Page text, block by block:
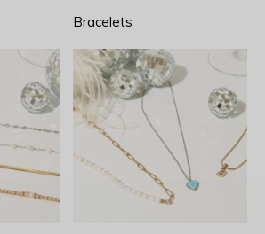
Bracelets